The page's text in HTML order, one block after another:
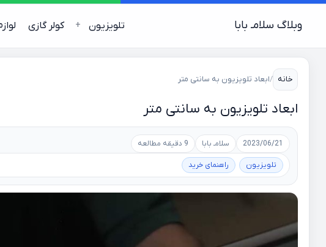
وبلاگ سلامـ بابا تلویزیون کولر گازی
خانه /ابعاد تلویزیون به سانتی متر
ابعاد تلویزیون به سانتی متر
2023/06/21 سلامـ بابا 9 دقیقه مطالعه
تلویزیون راهنمای خرید